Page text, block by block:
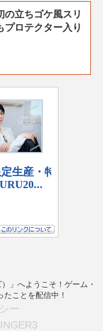
の立ちゴケ風スリ
プロテクター入り
」へようこそ！ゲーム・
ことを配信中！
ー